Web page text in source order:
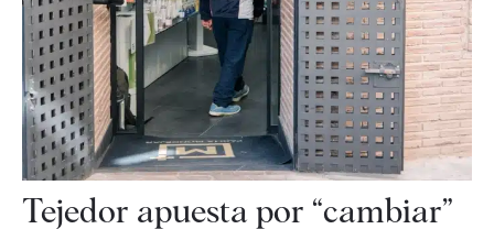
Tejedor apuesta por “cambiar”